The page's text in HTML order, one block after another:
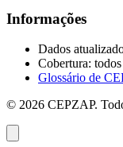
Informações
Dados
Cobertura:
Glossário de
© 2026 CEPZAP.